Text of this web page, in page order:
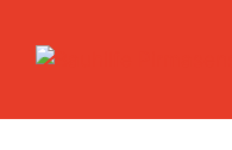
Inhalt